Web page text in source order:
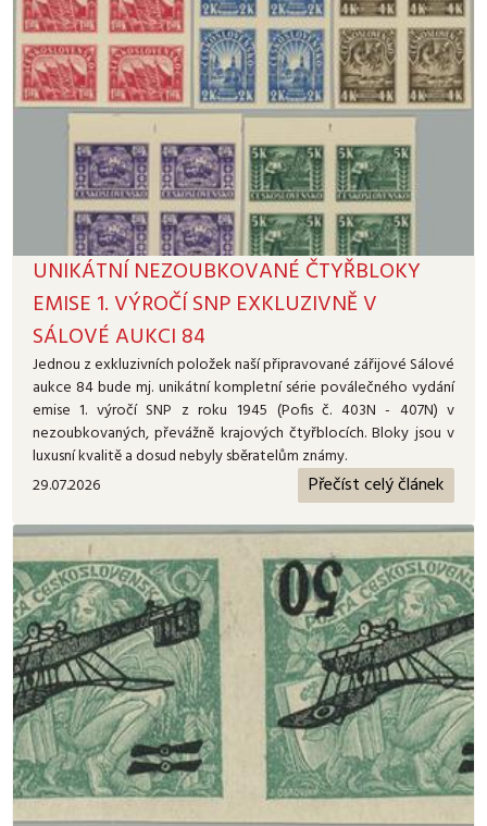
UNIKÁTNÍ NEZOUBKOVANÉ ČTYŘBLOKY
EMISE 1. VÝROČÍ SNP EXKLUZIVNĚ V
SÁLOVÉ AUKCI 84
Jednou z exkluzivních položek naší připravované zářijové Sálové
aukce 84 bude mj. unikátní kompletní série poválečného vydání
emise 1. výročí SNP z roku 1945 (Pofis č. 403N - 407N) v
nezoubkovaných, převážně krajových čtyřblocích. Bloky jsou v
luxusní kvalitě a dosud nebyly sběratelům známy.
29.07.2026
Přečíst celý článek